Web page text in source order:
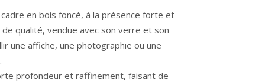
en bois foncé, à la présence forte et
qualité, vendue avec son verre et son
une affiche, une photographie ou une
profondeur et raffinement, faisant de